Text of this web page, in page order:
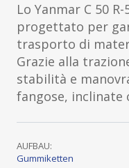
Lo Yanmar C 50 R-
progettato per
trasporto di
Grazie alla
stabilità e
fangose, inclinate
AUFBAU:
Gummiketten